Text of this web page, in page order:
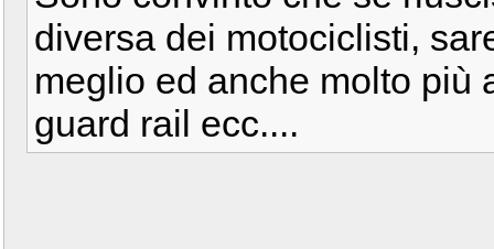
diversa dei motociclisti,
meglio ed anche molto più
guard rail ecc....